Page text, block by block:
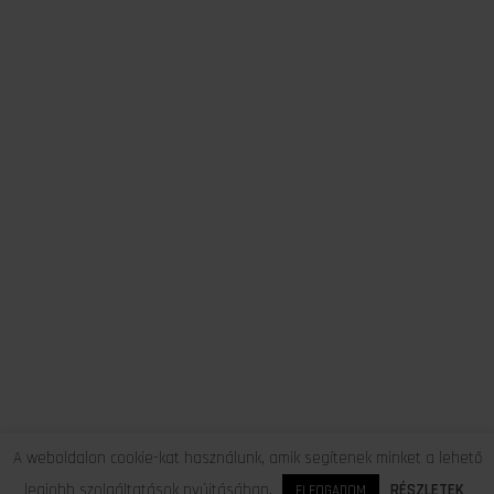
A weboldalon cookie-kat használunk, amik segítenek minket a lehető